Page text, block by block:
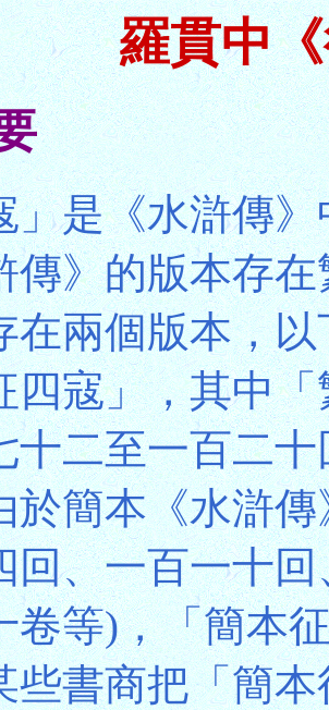
羅貫中
」是《水滸傳
傳》的版本存
在兩個版本，
四寇」，其中
十二至一百二
於簡本《水滸
回、一百一十
卷等)，「簡本
些書商把「簡